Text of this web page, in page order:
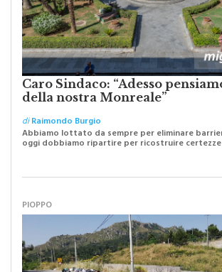
Caro Sindaco: “Adesso
della nostra Monreale”
diRaimondo Burgio